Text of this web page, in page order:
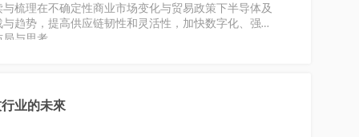
梳理在不确定性商业市场变化与贸易政策下半导体及
趋势，提高供应链韧性和灵活性，加快数字化、强化
与思考。
业的未來